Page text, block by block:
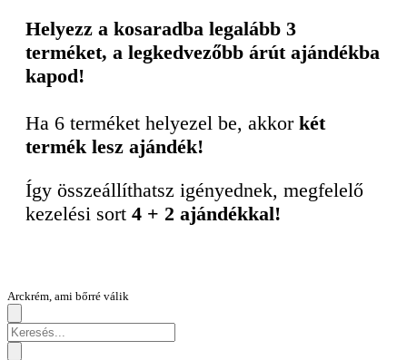
Helyezz a kosaradba legalább 3
terméket, a legkedvezőbb árút ajándékba
kapod!
Ha 6 terméket helyezel be, akkor két
termék lesz ajándék!
Így összeállíthatsz igényednek, megfelelő
kezelési sort 4 + 2 ajándékkal!
Arckrém, ami bőrré válik